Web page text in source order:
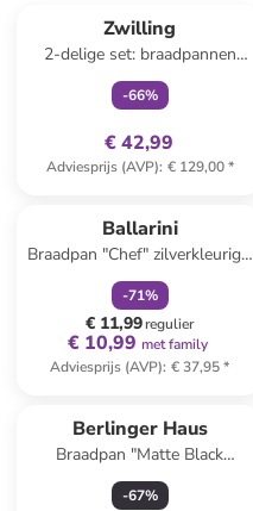
Zwilling
2-delige set: braadpannen
"TrueFlow" zilverkleurig
-66%
€ 42,99
Adviesprijs (AVP): € 129,00*
Ballarini
Braadpan "Chef" zilverkleurig -
Ø 36 cm
-71%
€ 11,99regulier
€ 10,99 met family
Adviesprijs (AVP): € 37,95*
Berlinger Haus
Braadpan "Matte Black
Collection" zwart - Ø 24 cm
-67%